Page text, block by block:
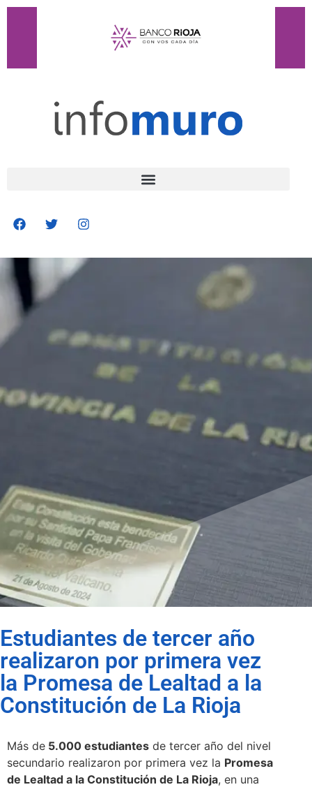
Estudiantes de tercer año
realizaron por primera vez
la Promesa de Lealtad a la
Constitución de La Rioja
Más de 5.000 estudiantes de tercer año del nivel
secundario realizaron por primera vez la Promesa
de Lealtad a la Constitución de La Rioja, en una